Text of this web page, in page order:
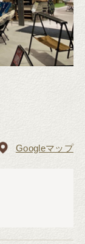
Googleマップ